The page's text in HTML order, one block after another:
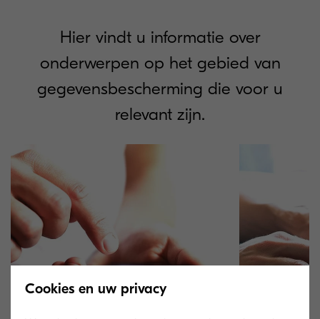
Hier vindt u informatie over
onderwerpen op het gebied van
gegevensbescherming die voor u
relevant zijn.
Cookies en uw privacy